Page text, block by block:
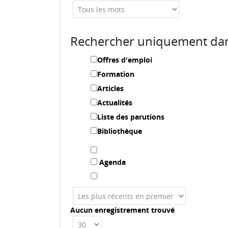
Rechercher uniquement
Offres d'emploi
Formation
Articles
Actualités
Liste des parutions
Bibliothèque
Agenda
Aucun enregistrement trouvé